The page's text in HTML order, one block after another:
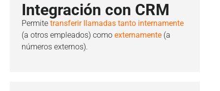
Integración con CRM
Permite transferir llamadas tanto internamente
(a otros empleados) como externamente (a
números externos).